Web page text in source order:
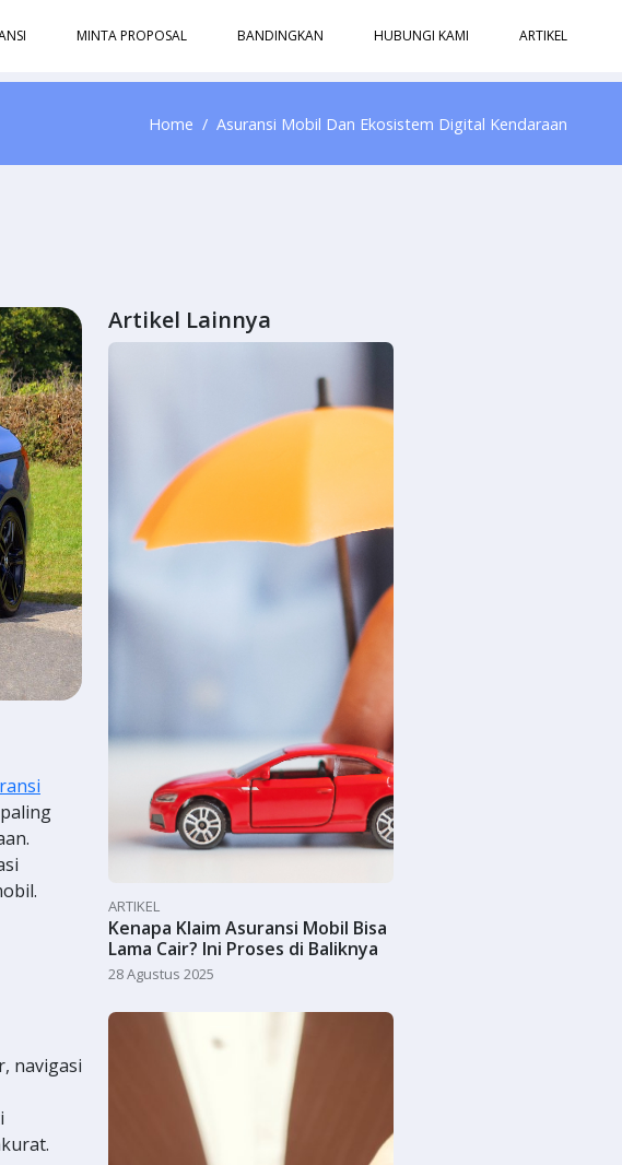
MINTA PROPOSAL BANDINGKAN HUBUNGI KAMI ARTIKEL
Home Asuransi Mobil Dan Ekosistem Digital Kendaraan
navigasi
Artikel Lainnya
ARTIKEL
Kenapa Klaim Asuransi Mobil Bisa
Lama Cair? Ini Proses di Baliknya
28 Agustus 2025